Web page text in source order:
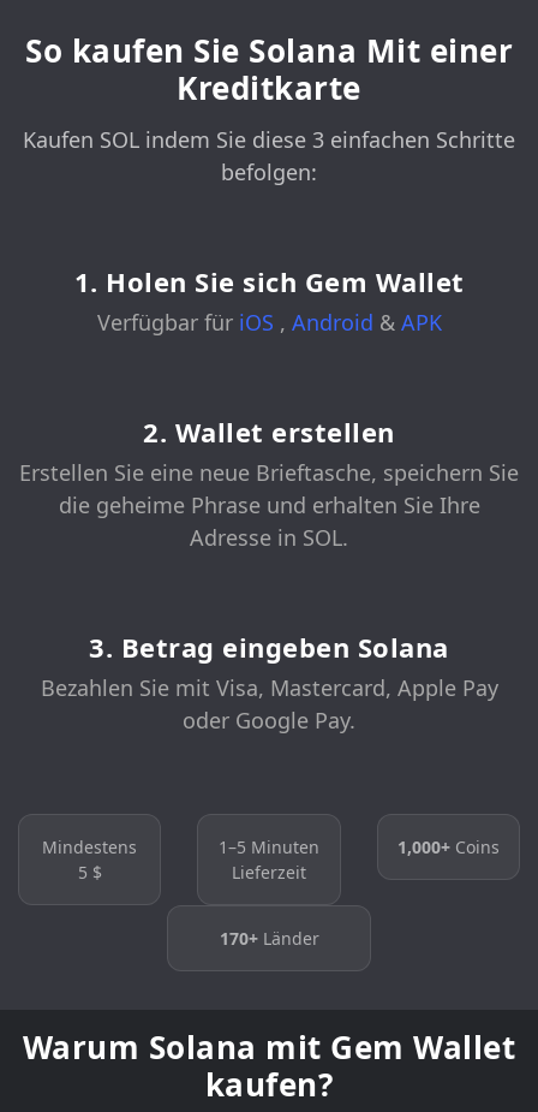
So kaufen Sie Solana Mit einer
Kreditkarte
Kaufen SOL indem Sie diese 3 einfachen Schritte
befolgen:
1. Holen Sie sich Gem Wallet
Verfügbar für iOS , Android & APK
2. Wallet erstellen
Erstellen Sie eine neue Brieftasche, speichern Sie
die geheime Phrase und erhalten Sie Ihre
Adresse in SOL.
3. Betrag eingeben Solana
Bezahlen Sie mit Visa, Mastercard, Apple Pay
oder Google Pay.
Mindestens
5 $
1–5 Minuten
Lieferzeit
1,000+Coins
170+Länder
Warum Solana mit Gem Wallet
kaufen?